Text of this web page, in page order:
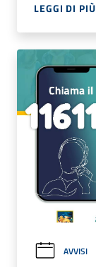
LEGGI DI PIÙ
AVVISI